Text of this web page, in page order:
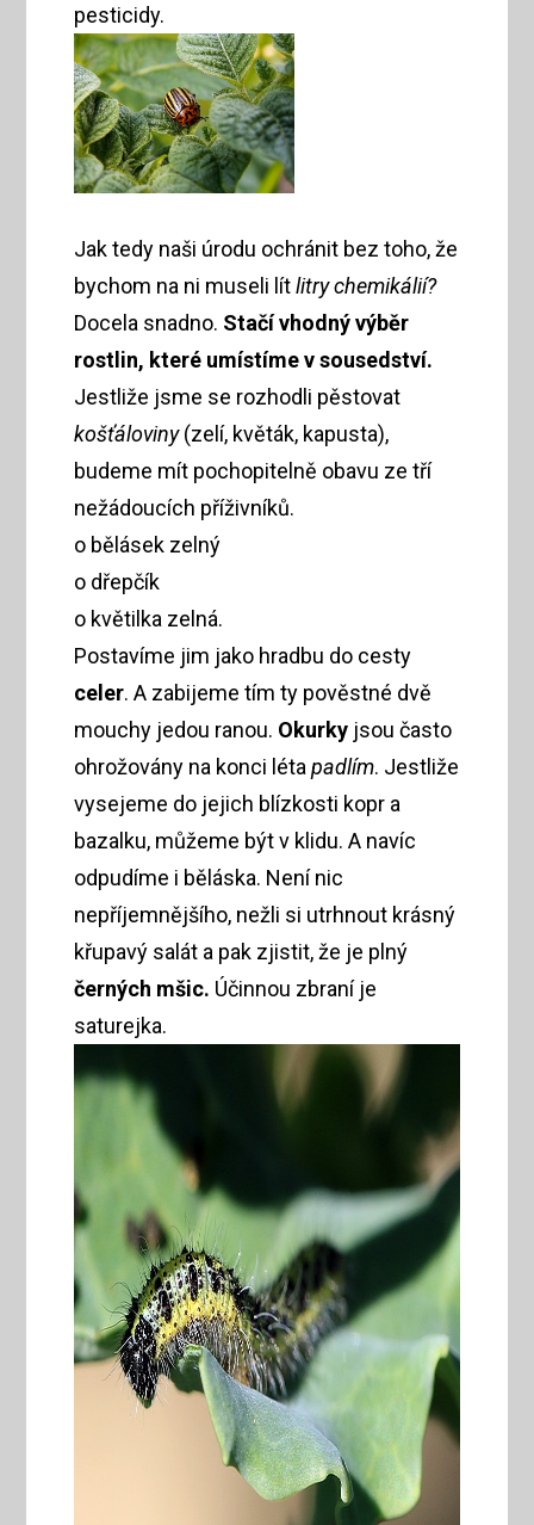
pesticidy.
Jak tedy naši úrodu ochránit bez toho, že
bychom na ni museli lítlitry chemikálií?
Docela snadno. Stačí vhodný výběr
rostlin, které umístíme v sousedství.
Jestliže jsme se rozhodli pěstovat
košťáloviny(zelí, květák, kapusta),
budeme mít pochopitelně obavu ze tří
nežádoucích příživníků.
o bělásek zelný
o dřepčík
o květilka zelná.
Postavíme jim jako hradbu do cesty
celer. A zabijeme tím ty pověstné dvě
mouchy jedou ranou. Okurky jsou často
ohrožovány na konci létapadlím. Jestliže
vysejeme do jejich blízkosti kopr a
bazalku, můžeme být v klidu. A navíc
odpudíme i běláska. Není nic
nepříjemnějšího, nežli si utrhnout krásný
křupavý salát a pak zjistit, že je plný
černých mšic. Účinnou zbraní je
saturejka.